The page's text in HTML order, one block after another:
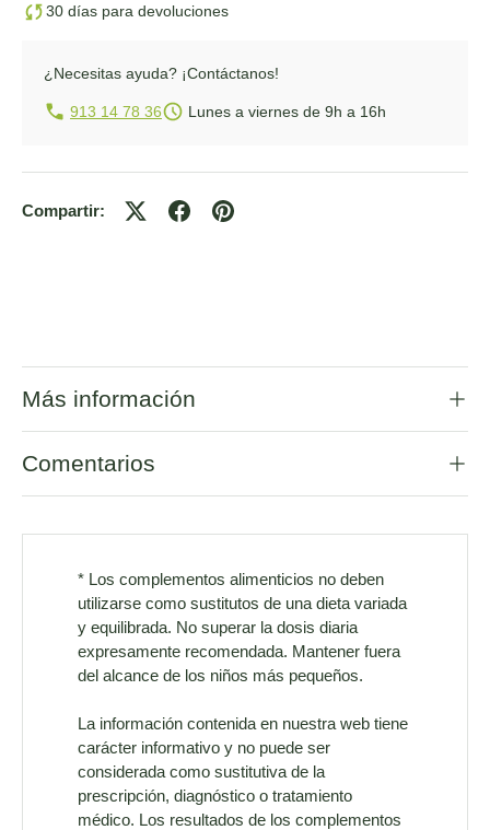
30 días para devoluciones
¿Necesitas ayuda? ¡Contáctanos!
913 14 78 36 Lunes a viernes de 9h a 16h
Compartir:
Más información
Comentarios
* Los complementos alimenticios no deben
utilizarse como sustitutos de una dieta variada
y equilibrada. No superar la dosis diaria
expresamente recomendada. Mantener fuera
del alcance de los niños más pequeños.
La información contenida en nuestra web tiene
carácter informativo y no puede ser
considerada como sustitutiva de la
prescripción, diagnóstico o tratamiento
médico. Los resultados de los complementos